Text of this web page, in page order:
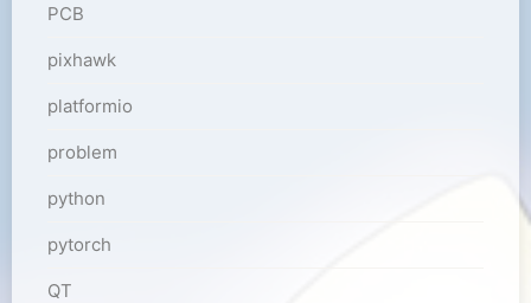
PCB
pixhawk
platformio
problem
python
pytorch
QT